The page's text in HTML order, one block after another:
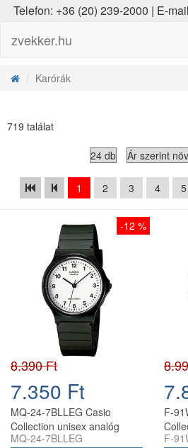
Telefon: +36 (20) 239-2000 | E-
zvekker.hu
Karórák
719 találat
1 2 3 4 5
-12 %
8.390 Ft
7.350 Ft
MQ-24-7BLLEG Casio
Collection unisex analóg
karóra
MQ-24-7BLLEG
F-
F-